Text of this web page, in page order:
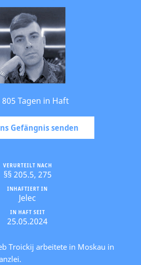
805 Tagen in Haft
Gefängnis senden
IN HAFT SEIT
25.05.2024
INHAFTIERT IN
Jelec
VERURTEILT NACH
§§ 205.5, 275
Troickij arbeitete in Moskau in